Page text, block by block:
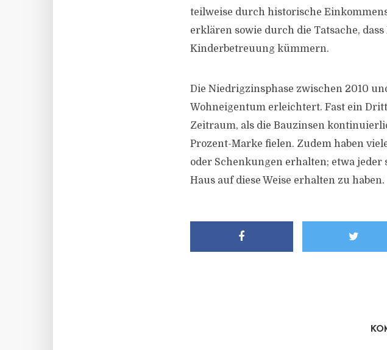
teilweise durch historische
erklären sowie durch die Tatsache,
Kinderbetreuung kümmern.
Die Niedrigzinsphase zwischen 2010
Wohneigentum erleichtert. Fast ein
Zeitraum, als die Bauzinsen
Prozent-Marke fielen. Zudem haben
oder Schenkungen erhalten; etwa jeder
Haus auf diese Weise erhalten zu haben.